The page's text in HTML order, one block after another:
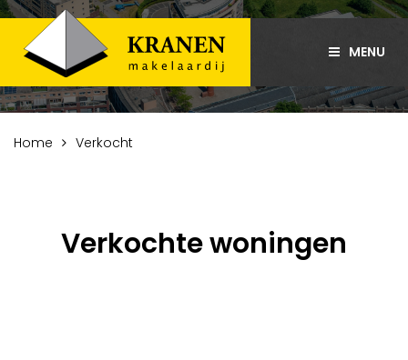
MENU
Home Verkocht
Verkochte woningen